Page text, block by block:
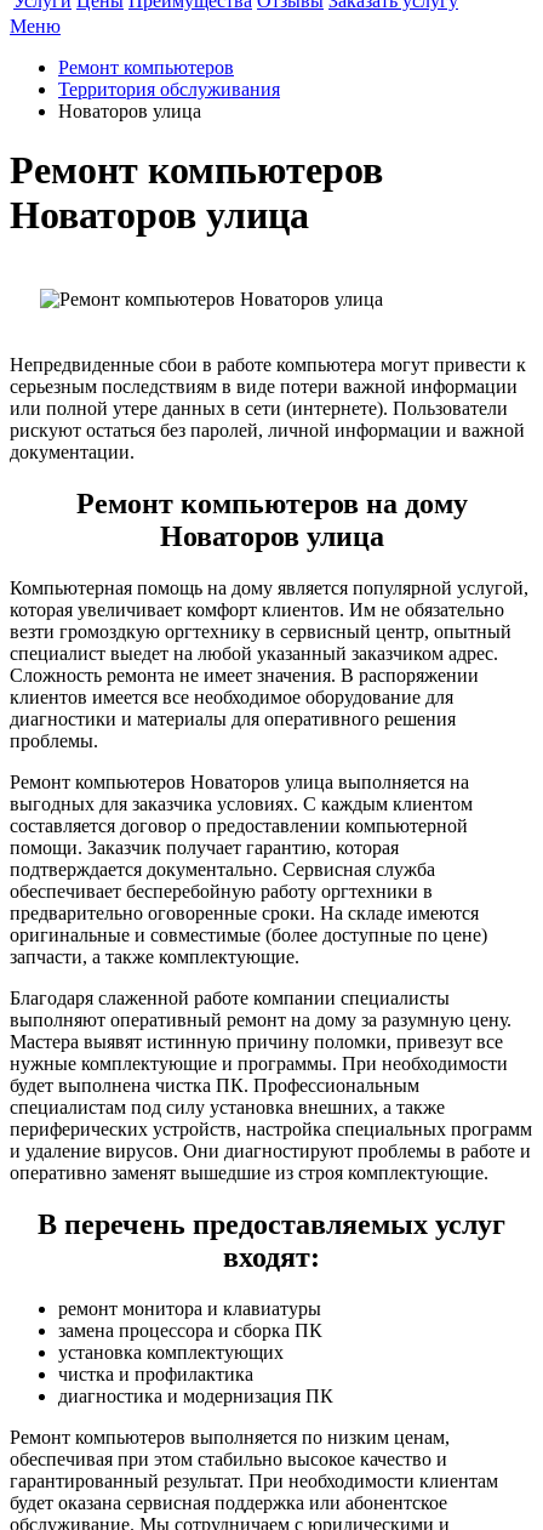
Меню
Ремонт компьютеров
Территория обслуживания
Новаторов улица
Ремонт компьютеров
Новаторов улица
Непредвиденные сбои в работе компьютера могут привести к
серьезным последствиям в виде потери важной информации
или полной утере данных в сети (интернете). Пользователи
рискуют остаться без паролей, личной информации и важной
документации.
Ремонт компьютеров на дому
Новаторов улица
Компьютерная помощь на дому является популярной услугой,
которая увеличивает комфорт клиентов. Им не обязательно
везти громоздкую оргтехнику в сервисный центр, опытный
специалист выедет на любой указанный заказчиком адрес.
Сложность ремонта не имеет значения. В распоряжении
клиентов имеется все необходимое оборудование для
диагностики и материалы для оперативного решения
проблемы.
Ремонт компьютеров Новаторов улица выполняется на
выгодных для заказчика условиях. С каждым клиентом
составляется договор о предоставлении компьютерной
помощи. Заказчик получает гарантию, которая
подтверждается документально. Сервисная служба
обеспечивает бесперебойную работу оргтехники в
предварительно оговоренные сроки. На складе имеются
оригинальные и совместимые (более доступные по цене)
запчасти, а также комплектующие.
Благодаря слаженной работе компании специалисты
выполняют оперативный ремонт на дому за разумную цену.
Мастера выявят истинную причину поломки, привезут все
нужные комплектующие и программы. При необходимости
будет выполнена чистка ПК. Профессиональным
специалистам под силу установка внешних, а также
периферических устройств, настройка специальных программ
и удаление вирусов. Они диагностируют проблемы в работе и
оперативно заменят вышедшие из строя комплектующие.
В перечень предоставляемых услуг
входят:
ремонт монитора и клавиатуры
замена процессора и сборка ПК
установка комплектующих
чистка и профилактика
диагностика и модернизация ПК
Ремонт компьютеров выполняется по низким ценам,
обеспечивая при этом стабильно высокое качество и
гарантированный результат. При необходимости клиентам
будет оказана сервисная поддержка или абонентское
обслуживание. Мы сотрудничаем с юридическими и